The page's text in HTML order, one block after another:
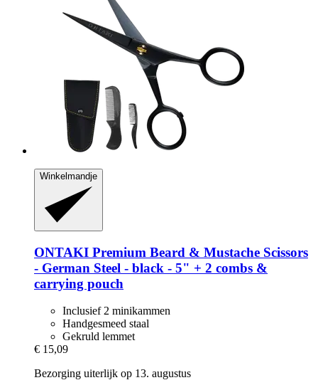
Winkelmandje
ONTAKI Premium Beard & Mustache Scissors
-​ German Steel -​ black -​ 5" + 2 combs &
carrying pouch
Inclusief 2 minikammen
Handgesmeed staal
Gekruld lemmet
€ 15,09
Bezorging uiterlijk op 13. augustus